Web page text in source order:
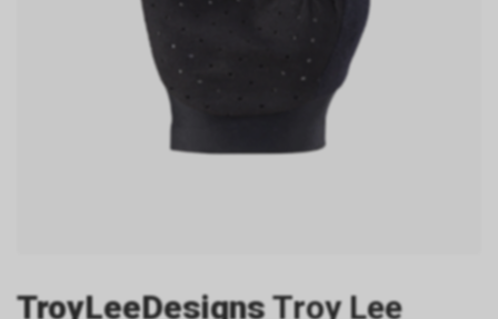
TroyLeeDesignsTroy Lee